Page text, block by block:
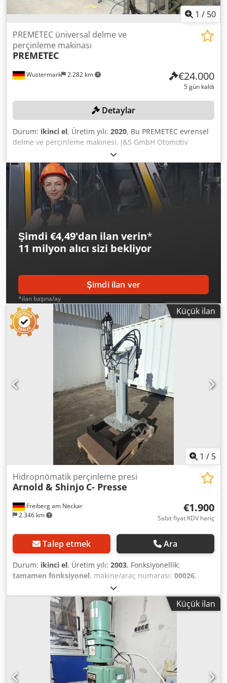
1 / 50
Wustermark 2.282 km
PREMETEC üniversal delme ve
perçinleme makinası
PREMETEC
€24.000
5 gün kaldı
Detaylar
Durum: ikinci el, Üretim yılı: 2020, Bu PREMETEC evrensel
delme ve perçinleme makinesi, J&S GmbH Otomotiv
Teknolojisi - Presler ve Metal İşleme tesisinin kapatılması
nedeniyle düzenlediğimiz endüstriyel/makine
müzayedesinde çevrimiçi olarak satışa sunulacaktır.
Cedpjzk H Dzjfx Aa Tjha Bu ve diğer birçok ürünümüzü
platformumuzda bulabilirsiniz.
Şimdi €4,49'dan ilan verin*
11 milyon alıcı sizi bekliyor
Şimdi ilan ver
*ilan başına/ay
Küçük ilan
1 / 5
Freiberg am Neckar
2.346 km
Hidropnömatik perçinleme presi
Arnold & Shinjo C- Presse
€1.900
Sabit fiyat KDV hariç
Talep etmek Ara
Durum: ikinci el, Üretim yılı: 2003, Fonksiyonellik:
tamamen fonksiyonel, makine/araç numarası: 00026,
, Özellikler: Cedswrp Iuepfx Aa Tsha 8
bar 24 V 80 kN 3 K 150 E Arnold & Shinjo / Multipower
Farger & Joosten C-Press, bileşenlerin etkili ve hassas bir
şekilde birleştirilmesi için ideal olan güçlü ve çok yönlü bir
hidropnömatik perçinleme presidir. Sağlam tasarımı ve
güvenilir hidrolik teknolojisi sayesinde çeşitli perçinleme
uygulamaları için yüksek kuvvet iletimi sağlar ve bu da onu
üretim ve montajda değerli bir çözüm haline getirir. Pres,
kullanım kolaylığı ve esnekliği ile karakterize edilir ve çeşitli
Küçük ilan